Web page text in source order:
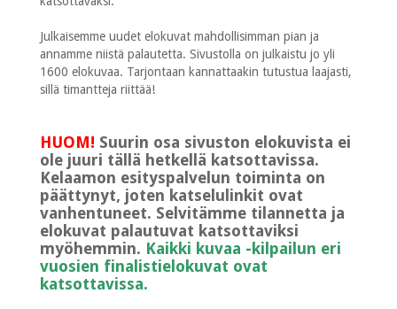
Julkaisemme uudet elokuvat mahdollisimman pian ja
annamme niistä palautetta. Sivustolla on julkaistu jo yli
1600 elokuvaa. Tarjontaan kannattaakin tutustua laajasti,
sillä timantteja riittää!
HUOM! Suurin osa sivuston elokuvista ei
ole juuri tällä hetkellä katsottavissa.
Kelaamon esityspalvelun toiminta on
päättynyt, joten katselulinkit ovat
vanhentuneet. Selvitämme tilannetta ja
elokuvat palautuvat katsottaviksi
myöhemmin. Kaikki kuvaa -kilpailun eri
vuosien finalistielokuvat ovat
katsottavissa.